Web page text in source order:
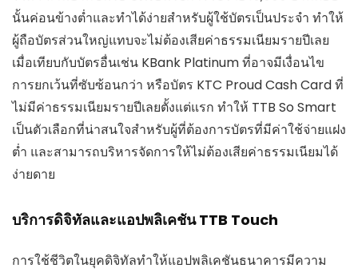
นั้นค่อนข้างต่ำและทำได้ง่ายสำหรับผู้ใช้บัตรเป็นประจำ ทำให้
ผู้ถือบัตรส่วนใหญ่แทบจะไม่ต้องเสียค่าธรรมเนียมรายปีเลย
เมื่อเทียบกับบัตรอื่นเช่น KBank Platinum ที่อาจมีเงื่อนไข
การยกเว้นที่ซับซ้อนกว่า หรือบัตร KTC Proud Cash Card ที่
ไม่มีค่าธรรมเนียมรายปีเลยตั้งแต่แรก ทำให้ TTB So Smart
เป็นตัวเลือกที่น่าสนใจสำหรับผู้ที่ต้องการบัตรที่มีค่าใช้จ่ายแฝง
ต่ำ และสามารถบริหารจัดการให้ไม่ต้องเสียค่าธรรมเนียมได้
ง่ายดาย
บริการดิจิทัลและแอปพลิเคชัน TTB Touch
การใช้ชีวิตในยุคดิจิทัลทำให้แอปพลิเคชันธนาคารมีความ